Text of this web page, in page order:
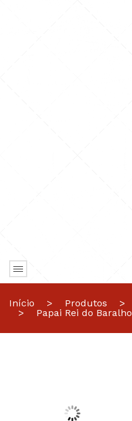
Início > Produtos >
>
Papai Rei do Baralho